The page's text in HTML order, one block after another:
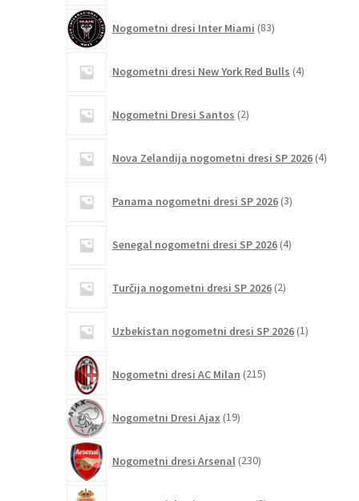
Nogometni dresi Inter Miami 83izdelkov
Nogometni dresi New York Red Bulls 4izdelki
Nogometni Dresi Santos 2izdelka
Nova Zelandija nogometni dresi SP 2026 4izdelki
Panama nogometni dresi SP 2026 3izdelki
Senegal nogometni dresi SP 2026 4izdelki
Turčija nogometni dresi SP 2026 2izdelka
Uzbekistan nogometni dresi SP 2026 1izdelek
Nogometni dresi AC Milan 215izdelkov
Nogometni Dresi Ajax 19izdelkov
Nogometni dresi Arsenal 230izdelkov